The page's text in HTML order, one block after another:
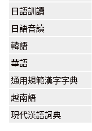
日語訓讀
日語音讀
韓語
華語
通用規範漢字字典
越南語
現代漢語詞典